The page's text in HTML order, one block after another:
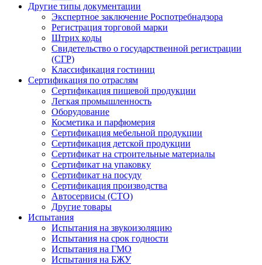
Другие типы документации
Экспертное заключение Роспотребнадзора
Регистрация торговой марки
Штрих коды
Свидетельство о государственной регистрации
(СГР)
Классификация гостиниц
Сертификация по отраслям
Сертификация пищевой продукции
Легкая промышленность
Оборудование
Косметика и парфюмерия
Сертификация мебельной продукции
Сертификация детской продукции
Сертификат на строительные материалы
Сертификат на упаковку
Сертификат на посуду
Сертификация производства
Автосервисы (СТО)
Другие товары
Испытания
Испытания на звукоизоляцию
Испытания на срок годности
Испытания на ГМО
Испытания на БЖУ